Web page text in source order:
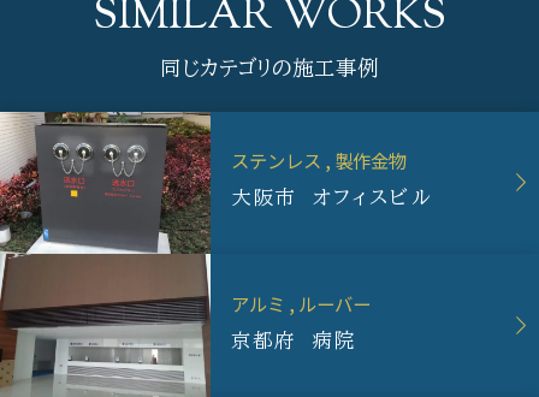
同じカテゴリの施工事例
ステンレス 製作金物
大阪市 オフィスビル
アルミ ルーバー
京都府 病院